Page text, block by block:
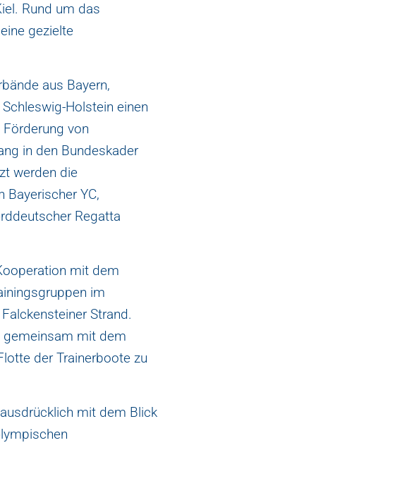
Rund um das
gezielte
aus Bayern,
Holstein einen
von
in den Bundeskader
werden die
Bayerischer YC,
Regatta
mit dem
im
Strand.
gemeinsam mit dem
der Trainerboote zu
mit dem Blick